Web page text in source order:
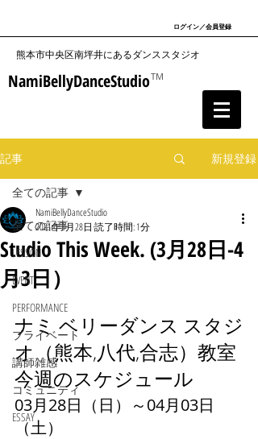
ログイン／会員登録
​熊本市中央区南坪井にあるダンススタジオ
NamiBellyDanceStudioTM
記事 新規登録
全ての記事
LESSON
EVENT
PERFORMANCE
プライベート
講師雑感
コミュニティ
ESSAY
全ての記事
Studio This Week. (3月28日-4
月3日）
NamiBellyDanceStudio
2021年3月28日 読了時間: 1分
ナミ ベリーダンス スタジ
オ（熊本,八代,合志）教室
今週のスケジュール
03月28日（日）～04月03日
（土）